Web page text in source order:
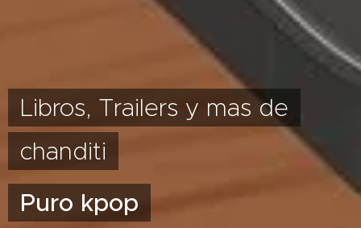
Libros, Trailers y mas de
chanditi
Puro kpop